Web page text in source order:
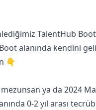
TalentHub
alanında kendini
👇
ya da 2024
0-2 yıl arası